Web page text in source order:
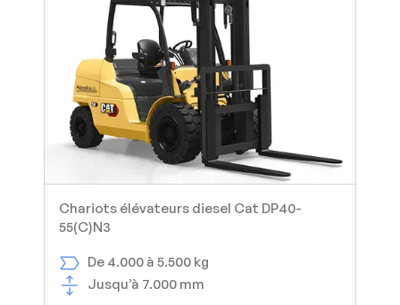
Chariots élévateurs diesel Cat DP40-
55(C)N3
De 4.000 à 5.500 kg
Jusqu’à 7.000 mm